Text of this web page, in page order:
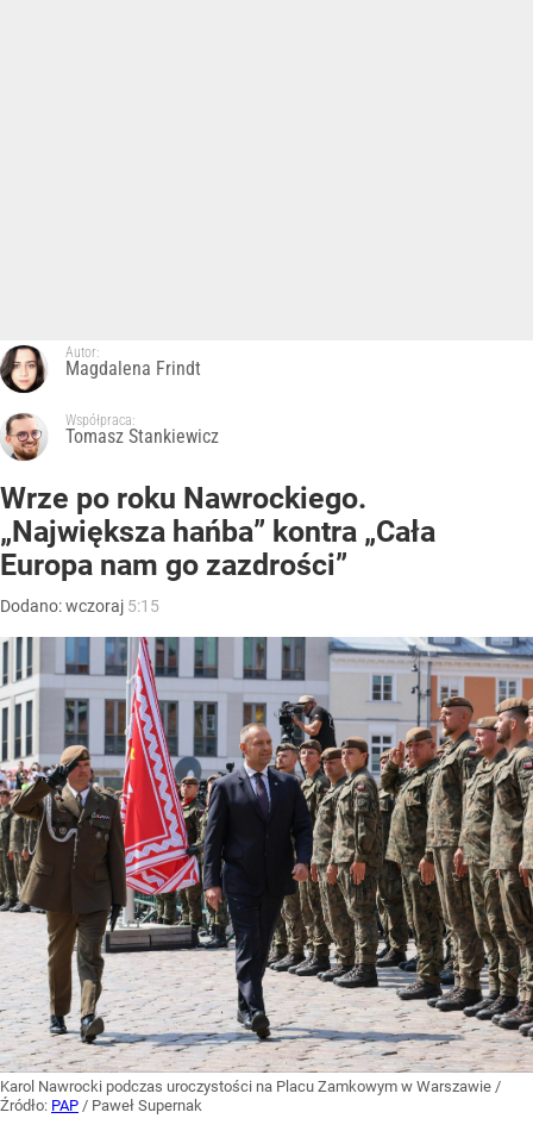
Autor:
Magdalena Frindt
Współpraca:
Tomasz Stankiewicz
Wrze po roku Nawrockiego.
„Największa hańba” kontra „Cała
Europa nam go zazdrości”
Dodano:wczoraj 5:15
Karol Nawrocki podczas uroczystości na Placu Zamkowym w Warszawie /
Źródło: PAP / Paweł Supernak